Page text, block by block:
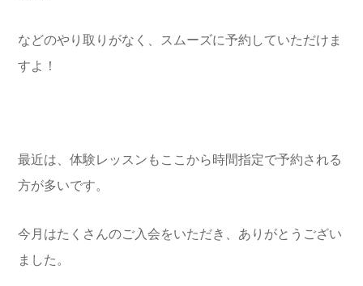
などのやり取りがなく、スムーズに予約していただけま
すよ！
最近は、体験レッスンもここから時間指定で予約される
方が多いです。
今月はたくさんのご入会をいただき、ありがとうござい
ました。